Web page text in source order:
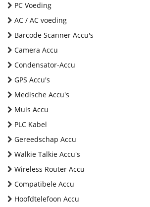
PC Voeding
AC / AC voeding
Barcode Scanner Accu's
Camera Accu
Condensator-Accu
GPS Accu's
Medische Accu's
Muis Accu
PLC Kabel
Gereedschap Accu
Walkie Talkie Accu's
Wireless Router Accu
Compatibele Accu
Hoofdtelefoon Accu